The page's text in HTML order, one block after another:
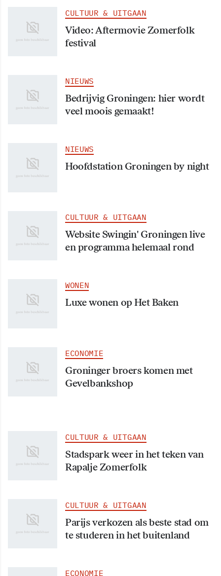
CULTUUR & UITGAAN
Video: Aftermovie Zomerfolk
festival
NIEUWS
Bedrijvig Groningen: hier wordt
veel moois gemaakt!
NIEUWS
Hoofdstation Groningen by night
CULTUUR & UITGAAN
Website Swingin' Groningen live
en programma helemaal rond
WONEN
Luxe wonen op Het Baken
ECONOMIE
Groninger broers komen met
Gevelbankshop
CULTUUR & UITGAAN
Stadspark weer in het teken van
Rapalje Zomerfolk
CULTUUR & UITGAAN
Parijs verkozen als beste stad om
te studeren in het buitenland
ECONOMIE